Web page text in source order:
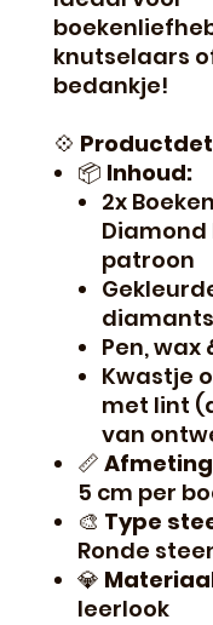
knutselaars
bedankje!
💠
📦 Inhoud:
2x
patroon
Pen, wax
Kwastje
met lint
van
📏
5 cm per
🎨 Type
Ronde
💎
leerlook